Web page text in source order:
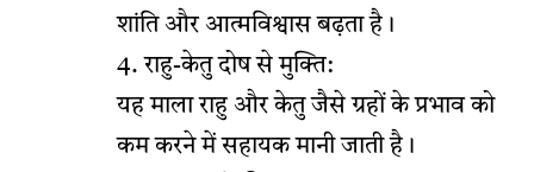
शांति और आत्मविश्वास बढ़ता है।
4. राहु-केतु दोष से मुक्ति:
यह माला राहु और केतु जैसे ग्रहों के प्रभाव को
कम करने में सहायक मानी जाती है।